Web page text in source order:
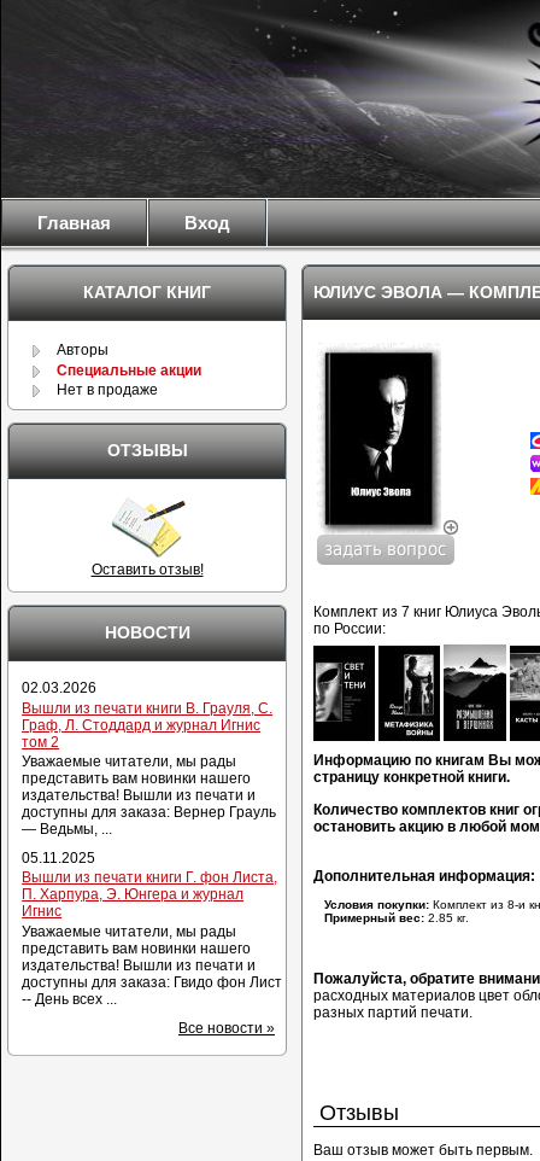
Главная Вход
ЮЛИУС ЭВОЛА—
Комплект из 7 книг Юлиуса
по России:
Информацию по книгам Вы
страницу конкретной книги.
Количество комплектов книг
остановить акцию в любой
Дополнительная информация:
Условия покупки: Комплект из 8-и
Примерный вес: 2.85 кг.
Пожалуйста, обратите
расходных материалов цвет
разных партий печати.
Отзывы
Ваш отзыв может быть первым.
КАТАЛОГ КНИГ
Авторы
Специальные акции
Нет в продаже
ОТЗЫВЫ
Оставить отзыв!
НОВОСТИ
02.03.2026
Вышли из печати книги В. Грауля, С.
Граф, Л. Стоддард и журнал Игнис
том 2
Уважаемые читатели, мы рады
представить вам новинки нашего
издательства! Вышли из печати и
доступны для заказа: Вернер Грауль
— Ведьмы, ...
05.11.2025
Вышли из печати книги Г. фон Листа,
П. Харпура, Э. Юнгера и журнал
Игнис
Уважаемые читатели, мы рады
представить вам новинки нашего
издательства! Вышли из печати и
доступны для заказа: Гвидо фон Лист
-- День всех ...
Все новости »